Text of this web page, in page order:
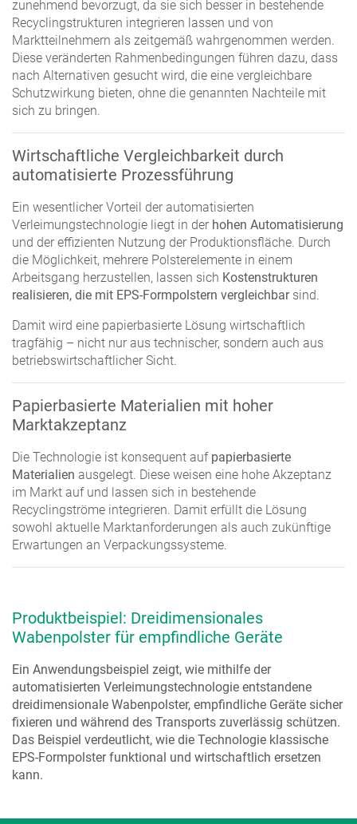
zunehmend bevorzugt, da sie sich besser in bestehende
Recyclingstrukturen integrieren lassen und von
Marktteilnehmern als zeitgemäß wahrgenommen werden.
Diese veränderten Rahmenbedingungen führen dazu, dass
nach Alternativen gesucht wird, die eine vergleichbare
Schutzwirkung bieten, ohne die genannten Nachteile mit
sich zu bringen.
Wirtschaftliche Vergleichbarkeit durch
automatisierte Prozessführung
Ein wesentlicher Vorteil der automatisierten
Verleimungstechnologie liegt in der hohen Automatisierung
und der effizienten Nutzung der Produktionsfläche. Durch
die Möglichkeit, mehrere Polsterelemente in einem
Arbeitsgang herzustellen, lassen sich Kostenstrukturen
realisieren, die mit EPS-Formpolstern vergleichbarsind.
Damit wird eine papierbasierte Lösung wirtschaftlich
tragfähig – nicht nur aus technischer, sondern auch aus
betriebswirtschaftlicher Sicht.
Papierbasierte Materialien mit hoher
Marktakzeptanz
Die Technologie ist konsequent auf papierbasierte
Materialien ausgelegt. Diese weisen eine hohe Akzeptanz
im Markt auf und lassen sich in bestehende
Recyclingströme integrieren. Damit erfüllt die Lösung
sowohl aktuelle Marktanforderungen als auch zukünftige
Erwartungen an Verpackungssysteme.
Produktbeispiel: Dreidimensionales
Wabenpolster für empfindliche Geräte
Ein Anwendungsbeispiel zeigt, wie mithilfe der
automatisierten Verleimungstechnologie entstandene
dreidimensionale Wabenpolster, empfindliche Geräte sicher
fixieren und während des Transports zuverlässig schützen.
Das Beispiel verdeutlicht, wie die Technologie klassische
EPS-Formpolster funktional und wirtschaftlich ersetzen
kann.